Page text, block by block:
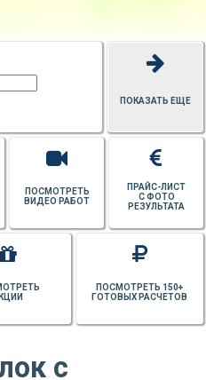
ПОКАЗАТЬ ЕЩЕ
ПРАЙС-ЛИСТ
С ФОТО
РЕЗУЛЬТАТА
ПОСМОТРЕТЬ
ВИДЕО РАБОТ
ПОСМОТРЕТЬ 150+
ГОТОВЫХ РАСЧЕТОВ
с